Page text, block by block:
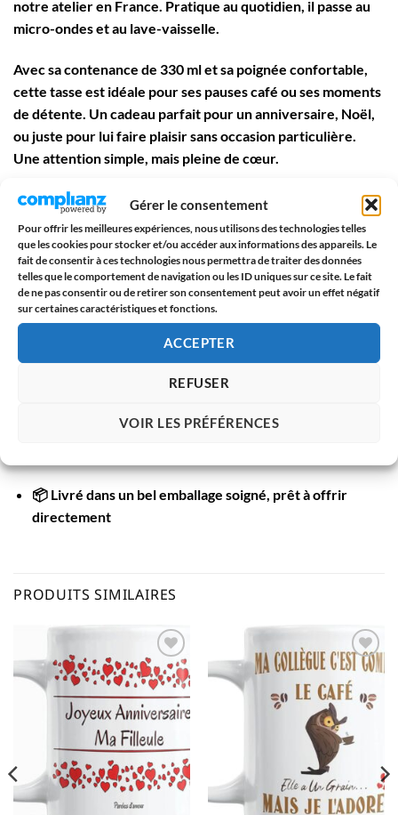
Gérer le consentement
Pour offrir les meilleures expériences, nous utilisons des technologies telles
que les cookies pour stocker et/ou accéder aux informations des appareils. Le
fait de consentir à ces technologies nous permettra de traiter des données
telles que le comportement de navigation ou les ID uniques sur ce site. Le fait
de ne pas consentir ou de retirer son consentement peut avoir un effet négatif
sur certaines caractéristiques et fonctions.
ACCEPTER
REFUSER
VOIR LES PRÉFÉRENCES
notre atelier en France. Pratique au quotidien, il passe au
micro-ondes et au lave-vaisselle.
Avec sa contenance de 330 ml et sa poignée confortable,
cette tasse est idéale pour ses pauses café ou ses moments
de détente. Un cadeau parfait pour un anniversaire, Noël,
ou juste pour lui faire plaisir sans occasion particulière.
Une attention simple, mais pleine de cœur.
💖 Pourquoi ce mug est parfait pourmon cousin
😊 Un message drôle et complice, parfait pour un cousin
au caractère bien trempé
🎁 Une idée cadeau originale pour son anniversaire,
Noël, ou une surprise entre proches
☕ Un mug pratique et solide, parfait pour ses boissons
🌟 Un design unique Paroles d’Amour, imprimé en
📦 Livré dans un bel emballage soigné, prêt à offrir
directement
PRODUITS SIMILAIRES
AJOUTER
À LA
LISTE
D’ENVIES
AJOUTER
À LA
LISTE
D’ENVIES